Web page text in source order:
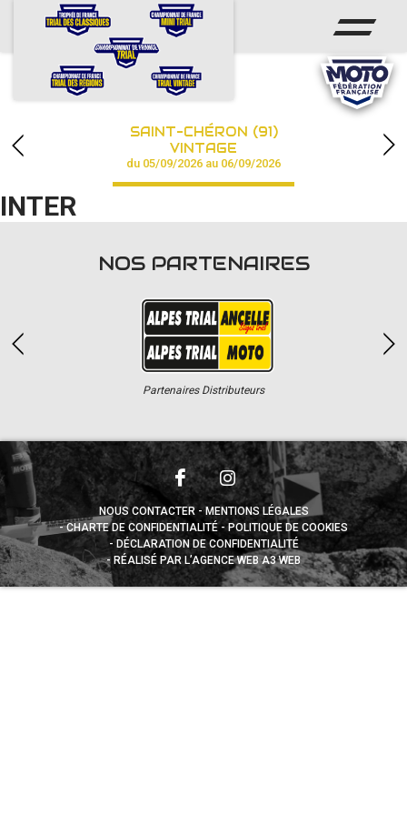
ACCUEIL
CALENDRIER
CHAMPIONNAT
RÉSULTATS
PHOTOS / VIDÉOS
PARTENAIRES
SAINT-CHÉRON (91)
VINTAGE
du 05/09/2026 au 06/09/2026
INTER
NOS PARTENAIRES
Partenaires Distributeurs
NOUS CONTACTER
MENTIONS LÉGALES
CHARTE DE CONFIDENTIALITÉ
POLITIQUE DE COOKIES
DÉCLARATION DE CONFIDENTIALITÉ
RÉALISÉ PAR L’AGENCE WEB A3 WEB